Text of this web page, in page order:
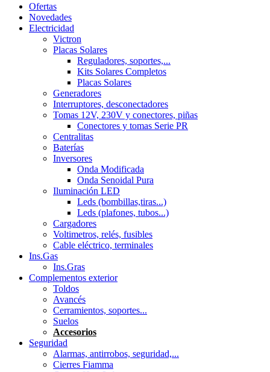
Ofertas
Novedades
Electricidad
Victron
Placas Solares
Reguladores, soportes,...
Kits Solares Completos
Placas Solares
Generadores
Interruptores, desconectadores
Tomas 12V, 230V y conectores, piñas
Conectores y tomas Serie PR
Centralitas
Baterías
Inversores
Onda Modificada
Onda Senoidal Pura
Iluminación LED
Leds (bombillas,tiras...)
Leds (plafones, tubos...)
Cargadores
Voltimetros, relés, fusibles
Cable eléctrico, terminales
Ins.Gas
Ins.Gras
Complementos exterior
Toldos
Avancés
Cerramientos, soportes...
Suelos
Accesorios
Seguridad
Alarmas, antirrobos, seguridad,...
Cierres Fiamma